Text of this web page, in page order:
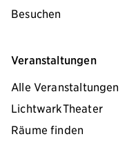
Besuchen
Veranstaltungen
Alle Veranstaltungen
LichtwarkTheater
Räume finden